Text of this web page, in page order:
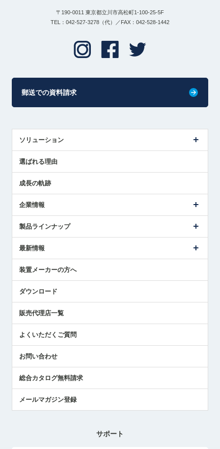
〒190-0011 東京都立川市高松町1-100-25-5F
TEL：042-527-3278（代）／FAX：042-528-1442
郵送での資料請求
ソリューション
解決策提案
選ばれる理由
成長の軌跡
企業情報
ごあいさつ
受賞履歴
採用情報
国/地域/言語
製品ラインナップ
ツールセッタ製品
エアマイクロセンサ製品
最新情報
メトロールの技術
社員ブログ
中小企業のBCP地震対策
センサのテクニカルガイド
社長ブログ
装置メーカーの方へ
ダウンロード
販売代理店一覧
よくいただくご質問
お問い合わせ
総合カタログ無料請求
メールマガジン登録
サポート